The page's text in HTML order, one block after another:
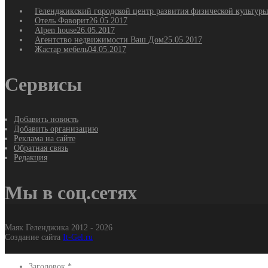
Геленджикский городской центр развития физической
Отель Фаворит26.05.2017
Alpen house26.05.2017
Агентство недвижимости Ваш Дом25.05.2017
Жастар мебель04.05.2017
Сервисы
Добавить новость
Добавить организацию
Реклама на сайте
Обратная связь
Редакция
Мы в соц.сетях
Маяк Геленджика 2012 - 2026
Создание сайта It-Gel.ru